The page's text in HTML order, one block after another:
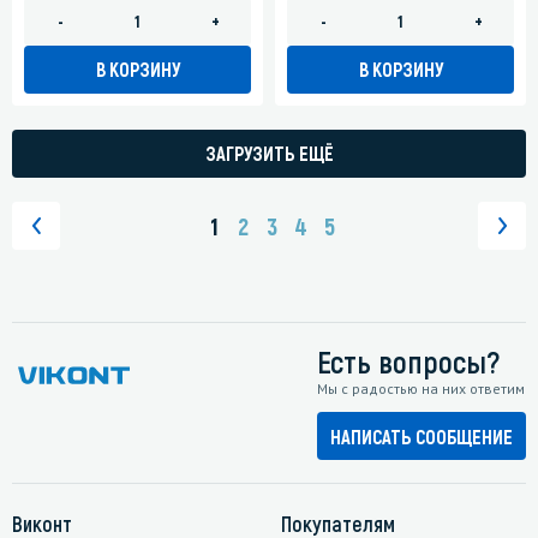
- +
В КОРЗИНУ
- +
В КОРЗИНУ
ЗАГРУЗИТЬ ЕЩЁ
1 2 3 4 5
Есть вопросы?
Мы с радостью на них ответим
НАПИСАТЬ СООБЩЕНИЕ
Виконт Покупателям